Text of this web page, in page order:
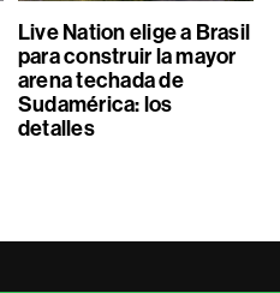
Live Nation elige a Brasil
para construir la mayor
arena techada de
Sudamérica: los
detalles